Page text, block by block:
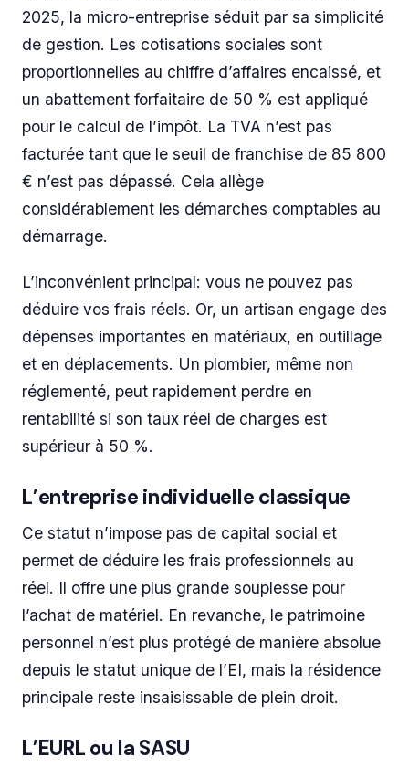
2025, la micro-entreprise séduit par sa simplicité
de gestion. Les cotisations sociales sont
proportionnelles au chiffre d’affaires encaissé, et
un abattement forfaitaire de 50 % est appliqué
pour le calcul de l’impôt. La TVA n’est pas
facturée tant que le seuil de franchise de 85 800
€ n’est pas dépassé. Cela allège
considérablement les démarches comptables au
démarrage.
L’inconvénient principal: vous ne pouvez pas
déduire vos frais réels. Or, un artisan engage des
dépenses importantes en matériaux, en outillage
et en déplacements. Un plombier, même non
réglementé, peut rapidement perdre en
rentabilité si son taux réel de charges est
supérieur à 50 %.
L’entreprise individuelle classique
Ce statut n’impose pas de capital social et
permet de déduire les frais professionnels au
réel. Il offre une plus grande souplesse pour
l’achat de matériel. En revanche, le patrimoine
personnel n’est plus protégé de manière absolue
depuis le statut unique de l’EI, mais la résidence
principale reste insaisissable de plein droit.
L’EURL ou la SASU